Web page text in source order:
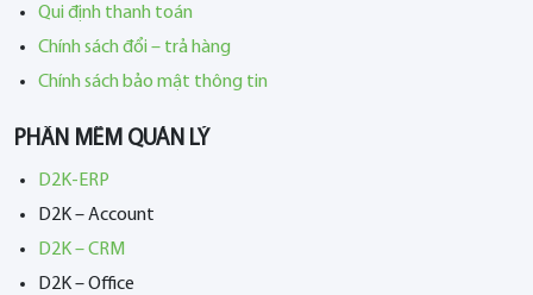
Qui định thanh toán
Chính sách đổi – trả hàng
Chính sách bảo mật thông tin
PHẦN MỀM QUẢN LÝ
D2K-ERP
D2K – Account
D2K – CRM
D2K – Office